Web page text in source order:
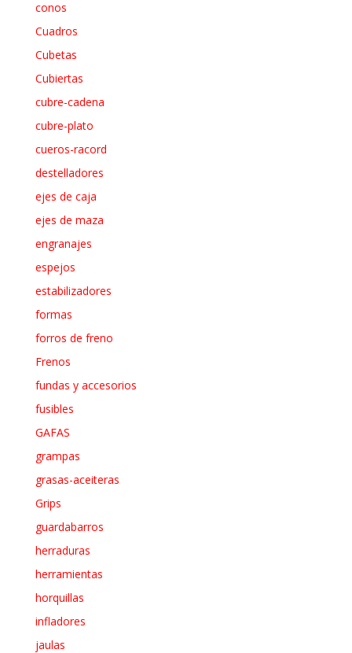
conos
Cuadros
Cubetas
Cubiertas
cubre-cadena
cubre-plato
cueros-racord
destelladores
ejes de caja
ejes de maza
engranajes
espejos
estabilizadores
formas
forros de freno
Frenos
fundas y accesorios
fusibles
GAFAS
grampas
grasas-aceiteras
Grips
guardabarros
herraduras
herramientas
horquillas
infladores
jaulas